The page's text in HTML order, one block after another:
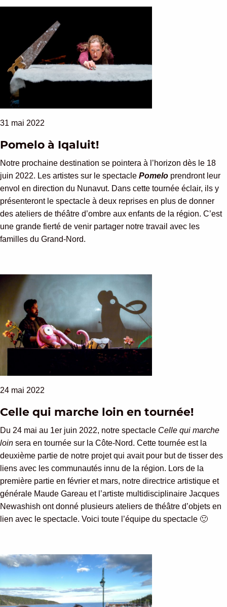
31 mai 2022
Pomelo à Iqaluit!
Notre prochaine destination se pointera à l’horizon dès le 18
juin 2022. Les artistes sur le spectacle Pomelo prendront leur
envol en direction du Nunavut. Dans cette tournée éclair, ils y
présenteront le spectacle à deux reprises en plus de donner
des ateliers de théâtre d’ombre aux enfants de la région. C’est
une grande fierté de venir partager notre travail avec les
familles du Grand-Nord.
24 mai 2022
Celle qui marche loin en tournée!
Du 24 mai au 1er juin 2022, notre spectacle Celle qui marche
loin sera en tournée sur la Côte-Nord. Cette tournée est la
deuxième partie de notre projet qui avait pour but de tisser des
liens avec les communautés innu de la région. Lors de la
première partie en février et mars, notre directrice artistique et
générale Maude Gareau et l’artiste multidisciplinaire Jacques
Newashish ont donné plusieurs ateliers de théâtre d’objets en
lien avec le spectacle. Voici toute l’équipe du spectacle 🙂